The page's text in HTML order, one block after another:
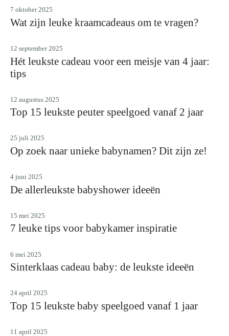
7 oktober 2025
Wat zijn leuke kraamcadeaus om te vragen?
12 september 2025
Hét leukste cadeau voor een meisje van 4 jaar:
tips
12 augustus 2025
Top 15 leukste peuter speelgoed vanaf 2 jaar
25 juli 2025
Op zoek naar unieke babynamen? Dit zijn ze!
4 juni 2025
De allerleukste babyshower ideeën
15 mei 2025
7 leuke tips voor babykamer inspiratie
6 mei 2025
Sinterklaas cadeau baby: de leukste ideeën
24 april 2025
Top 15 leukste baby speelgoed vanaf 1 jaar
11 april 2025